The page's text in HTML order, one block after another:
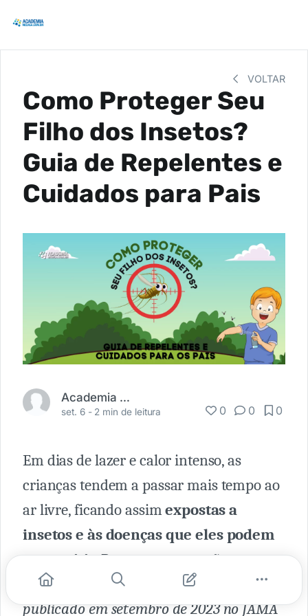
VOLTAR
Como Proteger Seu
Filho dos Insetos?
Guia de Repelentes e
Cuidados para Pais
Academia Médica
set. 6 - 2 min de leitura 0 0 0
Em dias de lazer e calor intenso, as
crianças tendem a passar mais tempo ao
ar livre, ficando assimexpostas a
insetos e às doenças que eles podem
transmitir.Portanto, a proteção
adequada se torna essencial. Conforme
publicado em setembro de 2023 no JAMA